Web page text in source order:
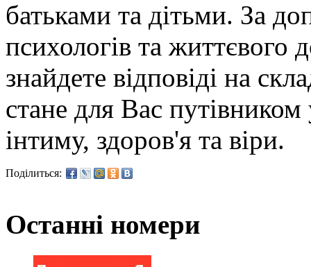
батьками та дітьми. За
психологів та життєвого
знайдете відповіді на
стане для Вас путівником
інтиму, здоров'я та віри.
Поділиться:
Останні номери